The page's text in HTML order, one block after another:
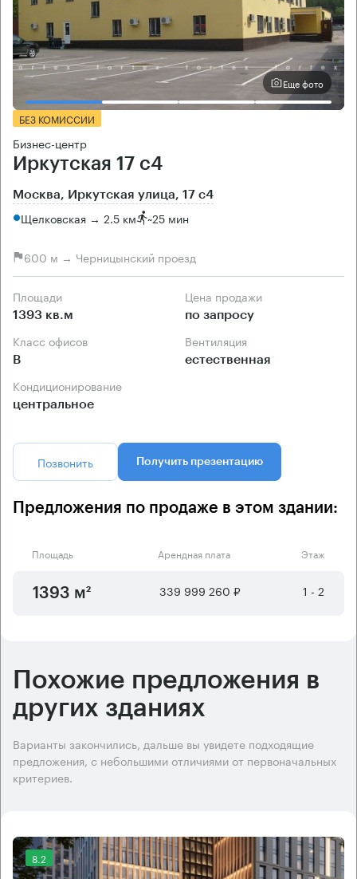
Еще фото
БЕЗ КОМИССИИ
Бизнес-центр
Иркутская 17 с4
Москва, Иркутская улица, 17 с4
Щелковская → 2.5 км ~25 мин
600 м → Черницынский проезд
Площади
1393 кв.м
Цена продажи
по запросу
Класс офисов
B
Вентиляция
естественная
Кондиционирование
центральное
Позвонить Получить презентацию
Предложения по продаже в этом здании:
Площадь Арендная плата Этаж
1393 м² 339 999 260 ₽ 1 - 2
Похожие предложения в
других зданиях
Варианты закончились, дальше вы увидете подходящие
предложения, с небольшими отличиями от первоначальных
критериев.
8.2